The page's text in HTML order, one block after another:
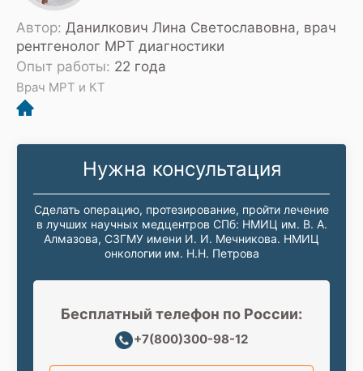
Автор: Данилкович Лина Светославовна, врач
рентгенолог МРТ диагностики
Опыт работы: 22 года
Врач МРТ и КТ
Нужна консультация
Сделать операцию, протезирование, пройти лечение
в лучших научных медцентров СПб: НМИЦ им. В. А.
Алмазова, СЗГМУ имени И. И. Мечникова. НМИЦ
онкологии им. Н.Н. Петрова
Бесплатный телефон по России:
+7(800)300-98-12